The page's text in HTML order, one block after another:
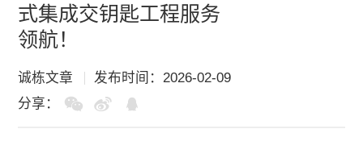
式集成交钥匙工程服务
领航！
诚栋文章
发布时间：2026-02-09
分享：